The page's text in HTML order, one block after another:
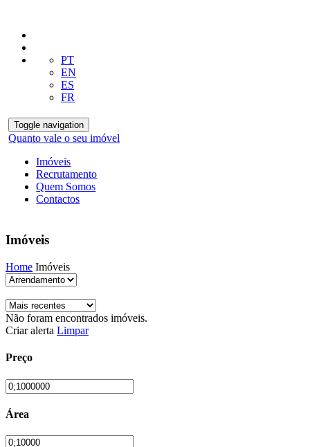
PT
EN
ES
FR
Toggle navigation
Quanto vale o seu imóvel
Imóveis
Recrutamento
Quem Somos
Contactos
Imóveis
Home Imóveis
Não foram encontrados imóveis.
Criar alerta Limpar
Preço
Área